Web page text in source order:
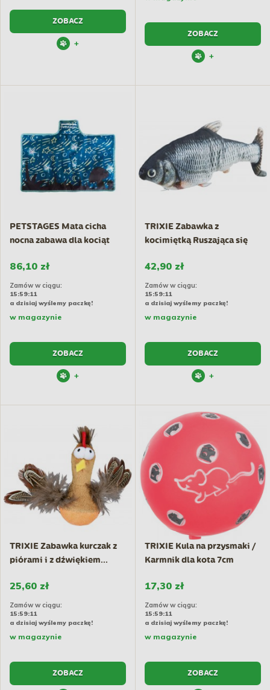
ZOBACZ
+
ZOBACZ
+
PETSTAGES Mata cicha
nocna zabawa dla kociąt
86,10 zł
Zamów w ciągu:
15:59:10
a dzisiaj wyślemy paczkę!
w magazynie
ZOBACZ
+
TRIXIE Zabawka z
kocimiętką Ruszająca się
42,90 zł
Zamów w ciągu:
15:59:10
a dzisiaj wyślemy paczkę!
w magazynie
ZOBACZ
+
TRIXIE Zabawka kurczak z
piórami i z dźwiękiem...
25,60 zł
Zamów w ciągu:
15:59:10
a dzisiaj wyślemy paczkę!
w magazynie
ZOBACZ
TRIXIE Kula na przysmaki /
Karmnik dla kota 7cm
17,30 zł
Zamów w ciągu:
15:59:10
a dzisiaj wyślemy paczkę!
w magazynie
ZOBACZ